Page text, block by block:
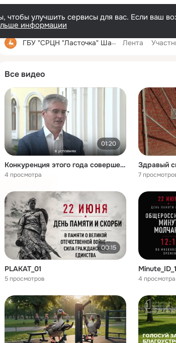
улучшить сервисы для вас. Если ваш
информации
ГБУ "СРЦН "Ласточка" Шатковского района" Лента
Все видео
01:20
Конкуренция этого года совершенно иная
4 просмотра
Здравый
7
00:15
PLAKAT_01
5 просмотров 4 просмотра